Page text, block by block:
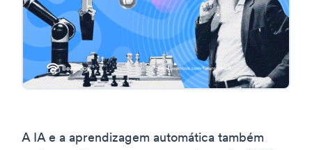
A IA e a aprendizagem automática também